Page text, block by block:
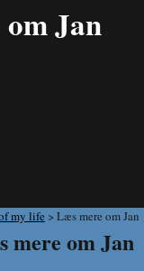
Jan
my life > Læs mere om Jan
mere om Jan